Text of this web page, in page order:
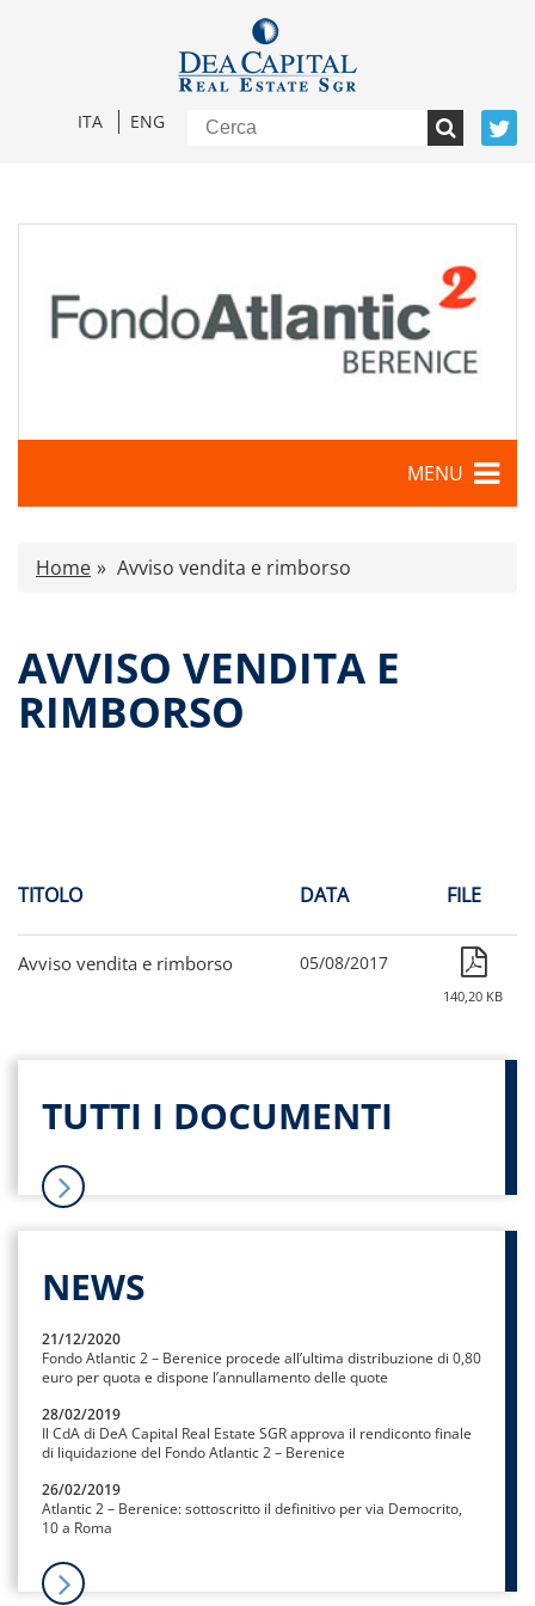
ITA ENG
MENU
Caratteristiche
Documenti di offerta
Relazioni di gestione e Resoconti intermedi
Home Avviso vendita e rimborso
AVVISO VENDITA E
RIMBORSO
TITOLO DATA FILE
Avviso vendita e rimborso 05/08/2017
140,20 KB
TUTTI I DOCUMENTI
NEWS
21/12/2020
Fondo Atlantic 2 – Berenice procede all’ultima distribuzione di 0,80
euro per quota e dispone l’annullamento delle quote
28/02/2019
Il CdA di DeA Capital Real Estate SGR approva il rendiconto finale
di liquidazione del Fondo Atlantic 2 – Berenice
26/02/2019
Atlantic 2 – Berenice: sottoscritto il definitivo per via Democrito,
10 a Roma